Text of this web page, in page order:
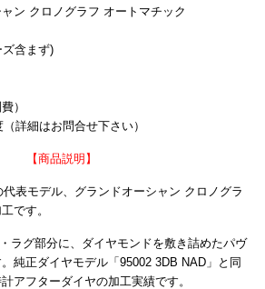
ン クロノグラフ オートマチック
含まず)
）
詳細はお問合せ下さい）
【商品説明】
表モデル、グランドオーシャン クロノグラ
です。
ラグ部分に、ダイヤモンドを敷き詰めたパヴ
純正ダイヤモデル「95002 3DB NAD」と同
アフターダイヤの加工実績です。